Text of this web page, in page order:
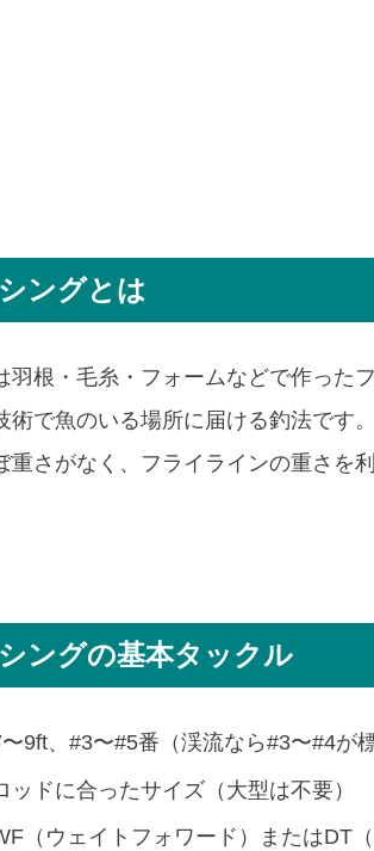
ングとは
羽根・毛糸・フォームなどで作った
術で魚のいる場所に届ける釣法です
重さがなく、フライラインの重さを
ングの基本タックル
9ft、#3〜#5番（渓流なら#3〜#4が標
ッドに合ったサイズ（大型は不要）
（ウェイトフォワード）またはDT（